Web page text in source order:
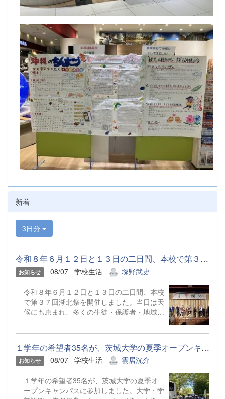
新着
3日分
令和８年６月１２日と１３日の二日間、本校で第３７回湖北祭を開...
お知らせ 08/07 学校生活 塚野武史
令和８年６月１２日と１３日の二日間、本校
で第３７回湖北祭を開催しました。当日は天
候にも恵まれ、多くの生徒・保護者・地域の
の中で無事に終了しました。各クラスや文化
部は、この日のために準備してきた出し物や
展示、ステージ発表を行いました。模擬店や
ゲームコーナーでは、来場者を楽しませよう
奏やダンスなど、日頃の活動の成果が披露さ
れました。会場の装飾や運営は生徒が中心と
１学年の希望者35名が、茨城大学の夏季オープンキャンパスに参加...
お知らせ 08/07 学校生活 雲居洸介
１学年の希望者35名が、茨城大学の夏季オ
ープンキャンパスに参加しました。大学・学